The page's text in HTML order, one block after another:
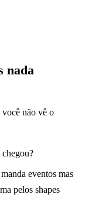
nada
você não vê o
eventos mas
pelos shapes